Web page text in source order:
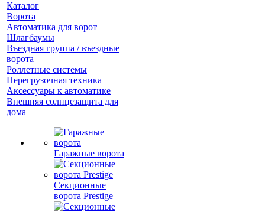
Каталог
Ворота
Автоматика для ворот
Шлагбаумы
Въездная группа / въездные
ворота
Роллетные системы
Перегрузочная техника
Аксессуары к автоматике
Внешняя солнцезащита для
дома
Гаражные ворота
Секционные
ворота Prestige